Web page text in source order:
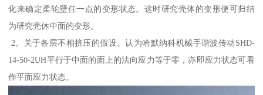
化来确定柔轮壁任一点的变形状态。这时研究壳体的变形便可归结
为研究壳休中面的变形。
2。关于各层不相挤压的假设。认为哈默纳科机械手谐波传动SHD-
14-50-2UH平行于中面的面上的法向应力等于零，亦即应力状态可看
作平面应力状态。